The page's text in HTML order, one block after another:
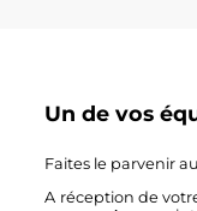
Un de vos
Faites le parvenir
A réception de